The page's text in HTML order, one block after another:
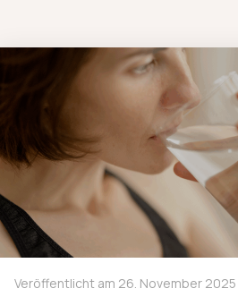
Veröffentlicht am 26. November 2025